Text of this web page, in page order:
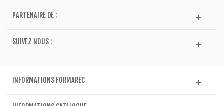
PARTENAIRE DE :
SUIVEZ NOUS :
INFORMATIONS FORMAREC